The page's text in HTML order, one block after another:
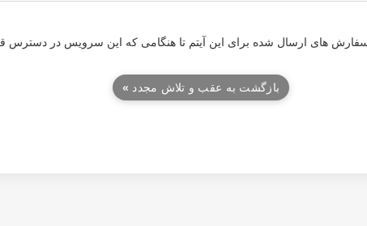
های ارسال شده برای این آیتم تا هنگامی که این سرویس در دسترس
« بازگشت به عقب و تلاش مجدد